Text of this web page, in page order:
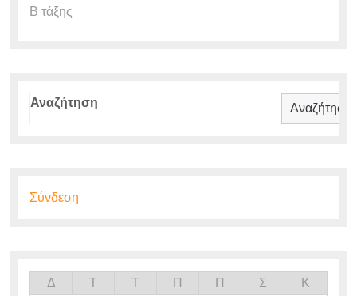
Β τάξης
Αναζήτηση Αναζήτηση
Σύνδεση
Δ Τ Τ Π Π Σ Κ